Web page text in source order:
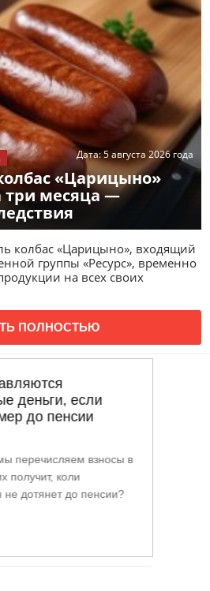
«Царицыно»
три месяца —
Дата:5 августа 2026 года
колбас «Царицыно», входящий
группы «Ресурс», временно
на всех своих
ПОЛНОСТЬЮ